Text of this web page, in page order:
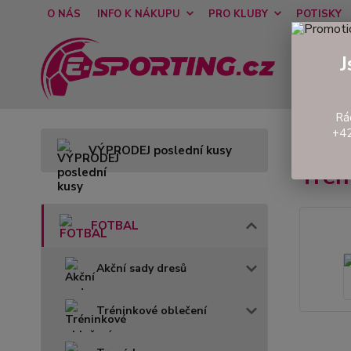
O NÁS INFO K NÁKUPU PRO KLUBY POTISKY
VÝPRODEJ poslední kusy
FOTBAL
Akční sady dresů
Tréninkové oblečení